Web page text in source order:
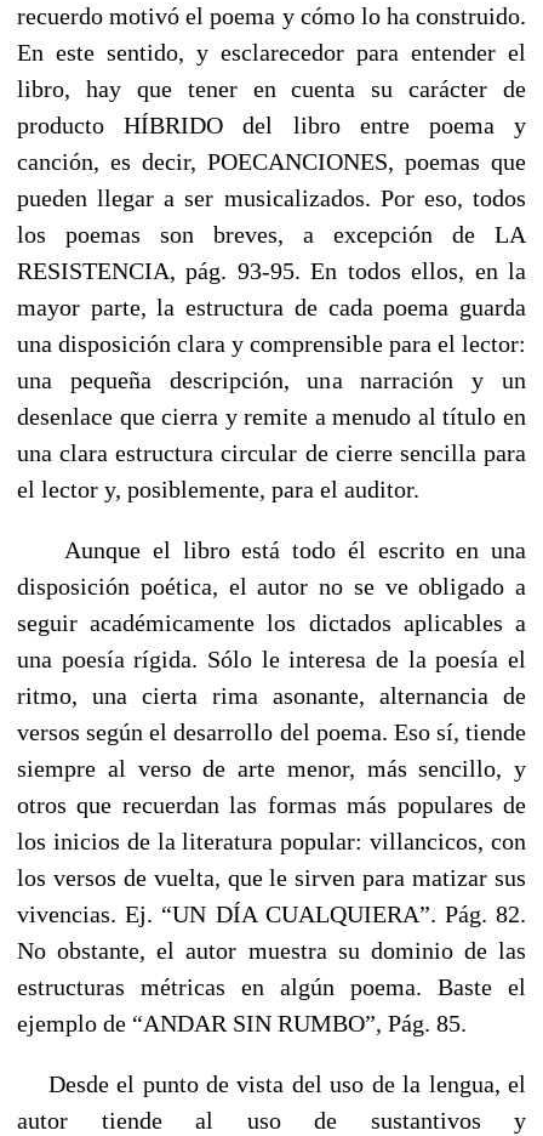
recuerdo motivó el poema y cómo lo ha construido.
En este sentido, y esclarecedor para entender el
libro, hay que tener en cuenta su carácter de
producto HÍBRIDO del libro entre poema y
canción, es decir, POECANCIONES, poemas que
pueden llegar a ser musicalizados. Por eso, todos
los poemas son breves, a excepción de LA
RESISTENCIA, pág. 93-95. En todos ellos, en la
mayor parte, la estructura de cada poema guarda
una disposición clara y comprensible para el lector:
una pequeña descripción, una narración y un
desenlace que cierra y remite a menudo al título en
una clara estructura circular de cierre sencilla para
el lector y, posiblemente, para el auditor.
Aunque el libro está todo él escrito en una
disposición poética, el autor no se ve obligado a
seguir académicamente los dictados aplicables a
una poesía rígida. Sólo le interesa de la poesía el
ritmo, una cierta rima asonante, alternancia de
versos según el desarrollo del poema. Eso sí, tiende
siempre al verso de arte menor, más sencillo, y
otros que recuerdan las formas más populares de
los inicios de la literatura popular: villancicos, con
los versos de vuelta, que le sirven para matizar sus
vivencias. Ej. “UN DÍA CUALQUIERA”. Pág. 82.
No obstante, el autor muestra su dominio de las
estructuras métricas en algún poema. Baste el
ejemplo de “ANDAR SIN RUMBO”, Pág. 85.
Desde el punto de vista del uso de la lengua, el
autor tiende al uso de sustantivos y